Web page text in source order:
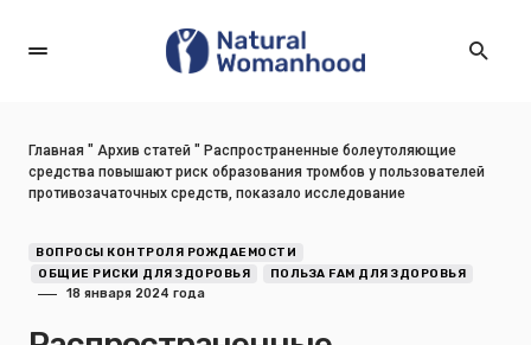
Главная " Архив статей " Распространенные болеутоляющие
средства повышают риск образования тромбов у пользователей
противозачаточных средств, показало исследование
ВОПРОСЫ КОНТРОЛЯ РОЖДАЕМОСТИ
ОБЩИЕ РИСКИ ДЛЯ ЗДОРОВЬЯ
ПОЛЬЗА FAM ДЛЯ ЗДОРОВЬЯ
18 января 2024 года